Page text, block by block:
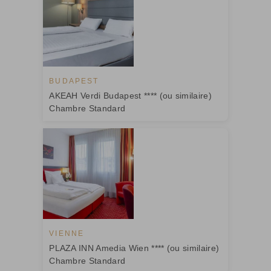
BUDAPEST
AKEAH Verdi Budapest **** (ou similaire)
Chambre Standard
VIENNE
PLAZA INN Amedia Wien **** (ou similaire)
Chambre Standard